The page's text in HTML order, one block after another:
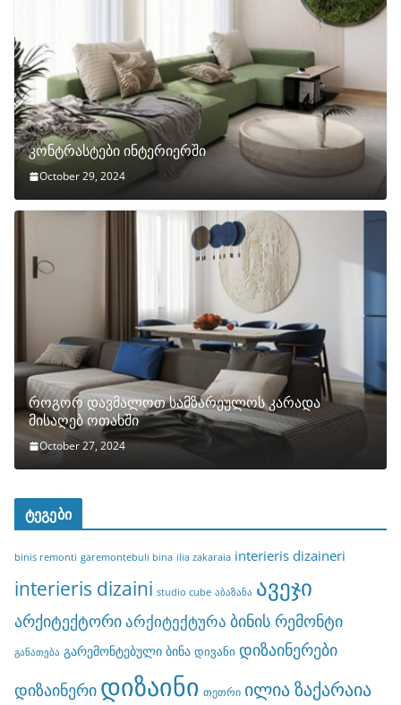
კონტრასტები ინტერიერში
October 29, 2024
როგორ დავმალოთ სამზარეულოს კარადა
მისაღებ ოთახში
October 27, 2024
ტეგები
binis remonti garemontebuli bina ilia zakaraia interieris dizaineri
interieris dizaini studio cube აბაზანა ავეჯი
არქიტექტორიარქიტექტურა ბინის რემონტი
განათება გარემონტებული ბინა დივანი დიზაინერები
დიზაინერი დიზაინი თეთრი ილია ზაქარაია